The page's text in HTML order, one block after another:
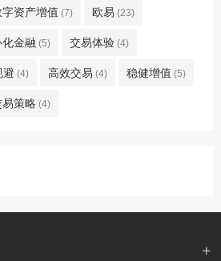
字资产增值 (7) 欧易 (23)
金融 (5) 交易体验 (4)
避 (4) 高效交易 (4) 稳健增值 (5)
易策略 (4)